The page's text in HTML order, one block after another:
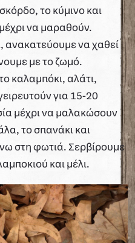
το κύμινο και
να μαραθούν.
ανακατεύουμε να χαθεί
με το ζωμό.
καλαμπόκι, αλάτι,
για 15-20
μέχρι να μαλακώσουν
το σπανάκι και
στη φωτιά. Σερβίρουμε
και μέλι.